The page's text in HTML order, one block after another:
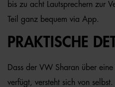
bis zu acht Lautsprechern zur
Teil ganz bequem via App.
PRAKTISCHE
Dass der VW Sharan über
verfügt, versteht sich von